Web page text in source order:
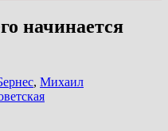
начинается
, Михаил